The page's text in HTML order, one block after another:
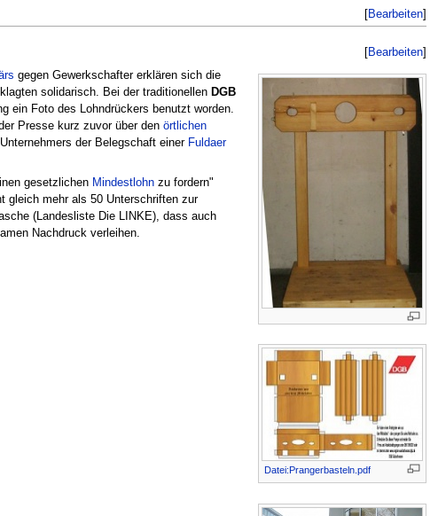
[Bearbeiten]
[Bearbeiten]
Datei:Prangerbasteln.pdf
gegen Gewerkschafter erklären sich die
solidarisch. Bei der traditionellen DGB
ein Foto des Lohndrückers benutzt worden.
Presse kurz zuvor über den örtlichen
der Belegschaft einer Fuldaer
gesetzlichen Mindestlohnzu fordern"
gleich mehr als 50 Unterschriften zur
(Landesliste Die LINKE), dass auch
Nachdruck verleihen.